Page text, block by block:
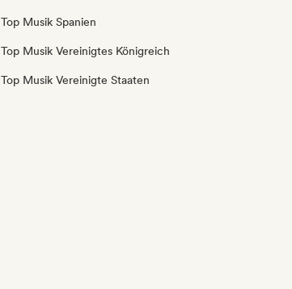
Top Musik Spanien
Top Musik Vereinigtes Königreich
Top Musik Vereinigte Staaten